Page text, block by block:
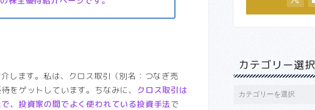
します。私は、クロス取引（別名：つなぎ売
をゲットしています。ちなみに、 クロス取引は
、投資家の間でよく使われている投資手法で
カテゴリー選択